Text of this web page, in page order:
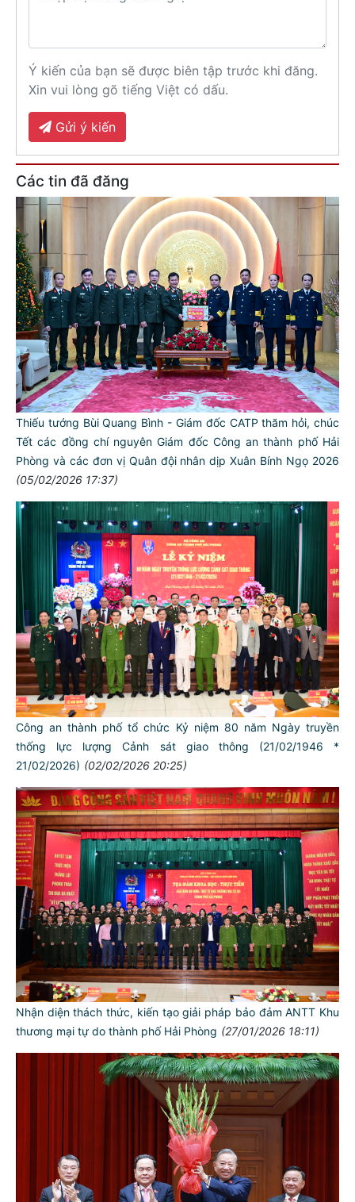
Ý kiến của bạn sẽ được biên tập trước khi đăng.
Xin vui lòng gõ tiếng Việt có dấu.
Gửi ý kiến
Các tin đã đăng
Thiếu tướng Bùi Quang Bình - Giám đốc CATP thăm hỏi, chúc
Tết các đồng chí nguyên Giám đốc Công an thành phố Hải
Phòng và các đơn vị Quân đội nhân dịp Xuân Bính Ngọ 2026
(05/02/2026 17:37)
Công an thành phố tổ chức Kỷ niệm 80 năm Ngày truyền
thống lực lượng Cảnh sát giao thông (21/02/1946 *
21/02/2026) (02/02/2026 20:25)
Nhận diện thách thức, kiến tạo giải pháp bảo đảm ANTT Khu
thương mại tự do thành phố Hải Phòng (27/01/2026 18:11)